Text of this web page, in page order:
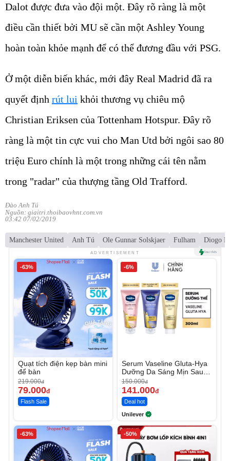
Dalot được đưa vào đội một. Đây rõ ràng là một
điều cần thiết bởi MU sẽ cần một Ashley Young
hoàn toàn khỏe mạnh để có thể đương đầu với PSG.
Ở một diễn biến khác, mới đây Real Madrid đã ra
quyết định rút lui khỏi thương vụ chiêu mộ
Christian Eriksen của Tottenham Hotspur. Đây rõ
ràng là một tin cực vui cho Man Utd bởi ngôi sao 80
triệu Euro chính là một trong những cái tên nằm
trong "radar" của thượng tầng Old Trafford.
Đào Anh Tú
Nguồn: giaitri.thoibaovhnt.com.vn
03:42 07/02/2019
Manchester United Anh Tú Ole Gunnar Solskjaer Fulham Diogo
ADVERTISEMENT
-63%
Quạt tích điện kẹp bàn mini
để bàn
219.000đ
79.000đ
Flash Sale
-6%
Serum Vaseline Gluta-Hya
Dưỡng Da Sáng Mịn Sau 7
Ngày
150.000đ
141.000đ
Deal hot
Unilever
-63% -50%